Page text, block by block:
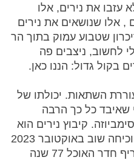
את נירים, אלו
, אלו שנושאים את נירים
שטבוע עמוק בתוך הר
לחשוב, ניצבים פה
בקול גדול: הננו כאן.
השתאות. יכולתו של
שאיבד כל כך הרבה
קיבוץ נירים הוא
אורגניזם כזה. קהילת נירים הוכיחה שוב באוקטובר 2023
את מה שהיה כתוב על קיר צריף חדר האוכל 77 שנה